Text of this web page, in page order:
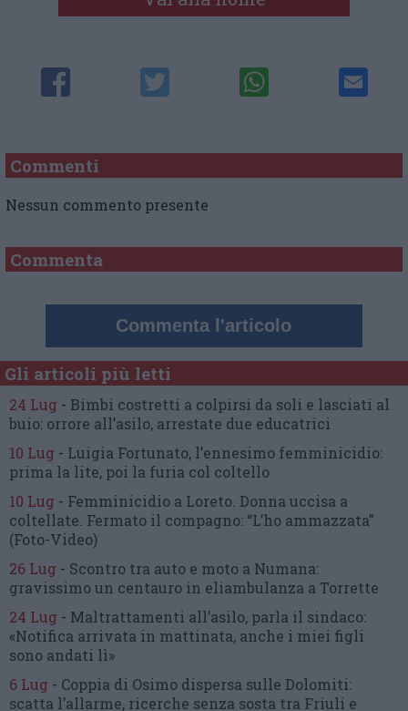
Commenti
Nessun commento presente
Commenta
Commenta l'articolo
Gli articoli più letti
24 Lug - Bimbi costretti a colpirsi da soli e lasciati al
buio: orrore all’asilo, arrestate due educatrici
10 Lug - Luigia Fortunato, l’ennesimo femminicidio:
prima la lite, poi la furia col coltello
10 Lug - Femminicidio a Loreto. Donna uccisa a
coltellate. Fermato il compagno: “L’ho ammazzata”
(Foto-Video)
26 Lug - Scontro tra auto e moto a Numana:
gravissimo un centauro in eliambulanza a Torrette
24 Lug - Maltrattamenti all’asilo, parla il sindaco:
«Notifica arrivata in mattinata, anche i miei figli
sono andati lì»
6 Lug - Coppia di Osimo dispersa sulle Dolomiti:
scatta l’allarme, ricerche senza sosta tra Friuli e